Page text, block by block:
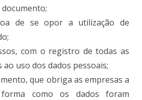
de se opor a utilização de
com o registro de todas as
uso dos dados pessoais;
que obriga as empresas a
como os dados foram